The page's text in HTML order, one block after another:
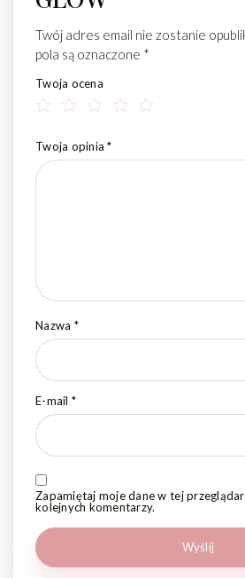
Twój adres email nie zostanie
pola są oznaczone *
Twoja ocena
Twoja opinia*
Nazwa *
E-mail *
Zapamiętaj moje dane w tej
kolejnych komentarzy.